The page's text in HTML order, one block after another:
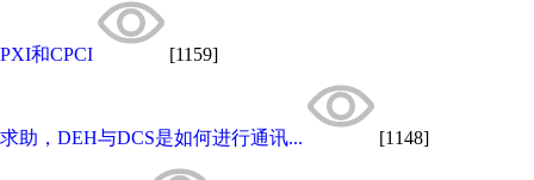
PXI和CPCI [1159]
求助，DEH与DCS是如何进行通讯... [1148]